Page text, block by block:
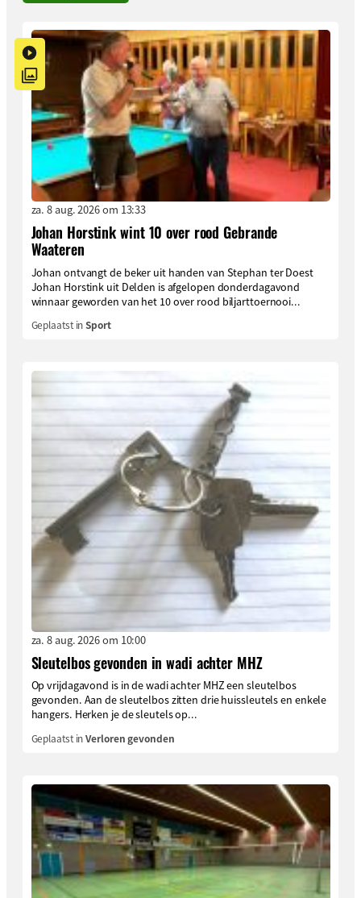
za. 8 aug. 2026 om 13:33
Johan Horstink wint 10 over rood Gebrande
Waateren
Johan ontvangt de beker uit handen van Stephan ter Doest
Johan Horstink uit Delden is afgelopen donderdagavond
winnaar geworden van het 10 over rood biljarttoernooi...
Geplaatst inSport
za. 8 aug. 2026 om 10:00
Sleutelbos gevonden in wadi achter MHZ
Op vrijdagavond is in de wadi achter MHZ een sleutelbos
gevonden. Aan de sleutelbos zitten drie huissleutels en enkele
hangers. Herken je de sleutels op...
Geplaatst inVerloren gevonden